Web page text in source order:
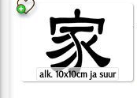
alk. 10x10cm ja suur